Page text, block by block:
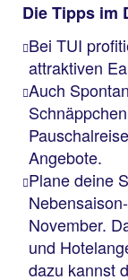
Die Tipps im
Bei TUI
attraktiven
Auch
Angebote.
Plane deine
November.
und
dazu kannst